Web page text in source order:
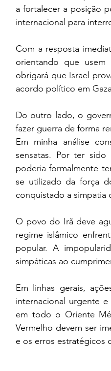
a fortalecer a posição
internacional para
Com a resposta
orientando que usem
obrigará que Israel
acordo político em
Do outro lado, o
fazer guerra de forma
Em minha análise
sensatas. Por ter
poderia formalmente
se utilizado da força
conquistado a simpatia
O povo do Irã deve
regime islâmico
popular. A
simpáticas ao
Em linhas gerais,
internacional urgente
em todo o Oriente
Vermelho devem ser
e os erros estratégicos